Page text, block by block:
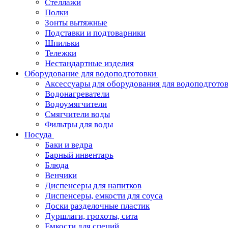
Стеллажи
Полки
Зонты вытяжные
Подставки и подтоварники
Шпильки
Тележки
Нестандартные изделия
Оборудование для водоподготовки
Аксессуары для оборудования для
Водонагреватели
Водоумягчители
Смягчители воды
Фильтры для воды
Посуда
Баки и ведра
Барный инвентарь
Блюда
Венчики
Диспенсеры для напитков
Диспенсеры, емкости для соуса
Доски разделочные пластик
Дуршлаги, грохоты, сита